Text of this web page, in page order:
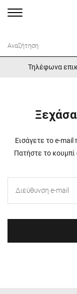
Τηλέφωνα
Εισάγετε το e-
Πατήστε το κουμπί